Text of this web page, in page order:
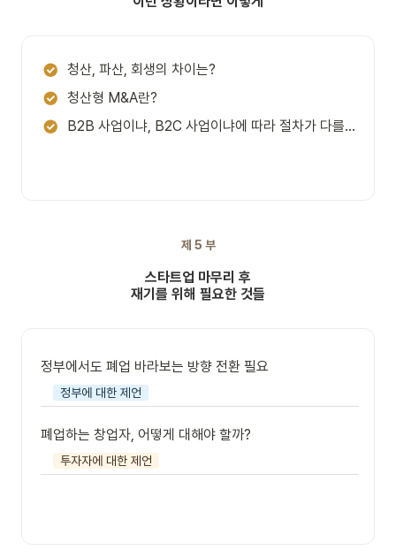
청산, 파산, 회생의 차이는?
청산형 M&A란?
B2B 사업이냐, B2C 사업이냐에 따라 절차가 다를까?
제 5 부
스타트업 마무리 후
재기를 위해 필요한 것들
정부에서도 폐업 바라보는 방향 전환 필요
정부에 대한 제언
폐업하는 창업자, 어떻게 대해야 할까?
투자자에 대한 제언